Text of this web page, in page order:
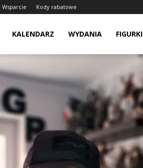
Wsparcie Kody rabatowe
KALENDARZ WYDANIA FIGURKI